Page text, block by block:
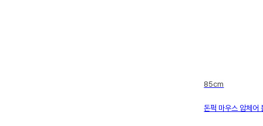
85cm
돈퍽 마우스 암체어